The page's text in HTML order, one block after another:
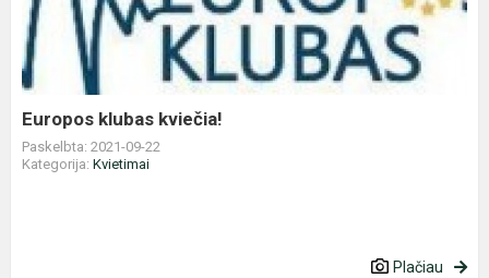
Europos klubas kviečia!
Paskelbta: 2021-09-22
Kategorija: Kvietimai
Plačiau